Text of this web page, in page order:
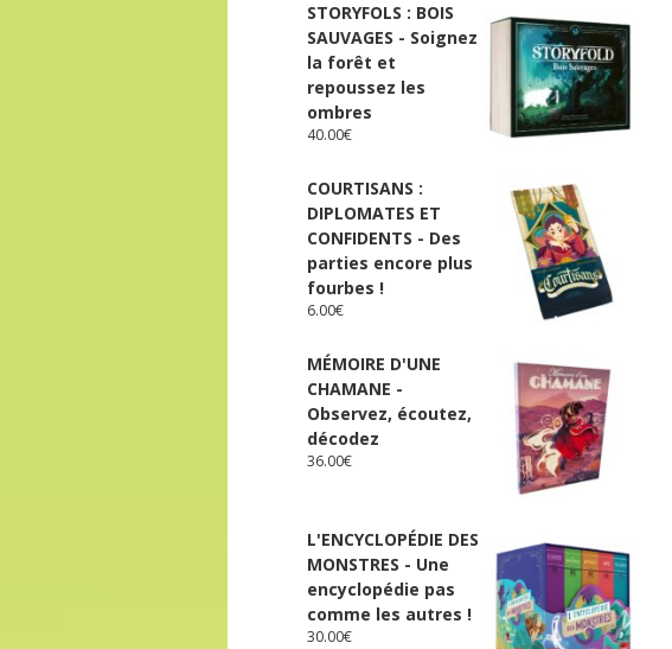
STORYFOLS : BOIS
SAUVAGES - Soignez
la forêt et
repoussez les
ombres
40.00€
COURTISANS :
DIPLOMATES ET
CONFIDENTS - Des
parties encore plus
fourbes !
6.00€
MÉMOIRE D'UNE
CHAMANE -
Observez, écoutez,
décodez
36.00€
L'ENCYCLOPÉDIE DES
MONSTRES - Une
encyclopédie pas
comme les autres !
30.00€